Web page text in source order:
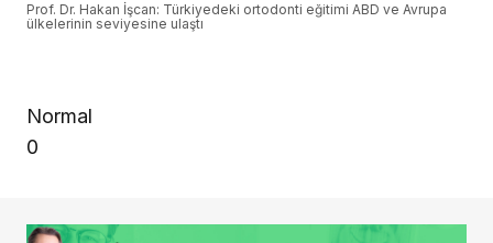
Prof. Dr. Hakan İşcan: Türkiyedeki ortodonti eğitimi ABD ve Avrupa
ülkelerinin seviyesine ulaştı
Normal
0